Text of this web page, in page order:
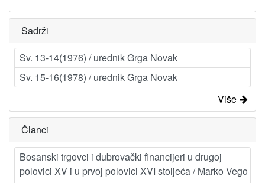
Sadrži
Sv. 13-14(1976) / urednik Grga Novak
Sv. 15-16(1978) / urednik Grga Novak
Više
Članci
Bosanski trgovci i dubrovački financijeri u drugoj
polovici XV i u prvoj polovici XVI stoljeća / Marko Vego